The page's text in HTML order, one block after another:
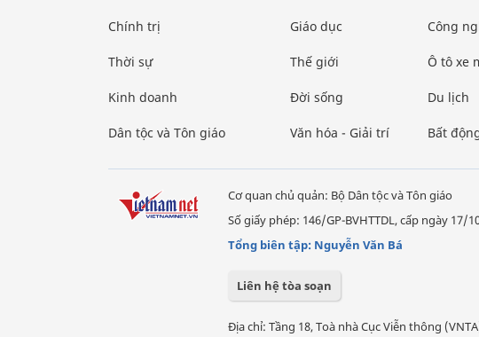
Chính trị
Thời sự
Kinh doanh
Dân tộc và Tôn giáo
Giáo dục
Thế giới
Đời sống
Văn hóa - Giải trí
Công
Ô tô xe
Du lịch
Bất
Cơ quan chủ quản: Bộ Dân tộc và Tôn giáo
Số giấy phép: 146/GP-BVHTTDL, cấp ngày 17/
Tổng biên tập: Nguyễn Văn Bá
Liên hệ tòa soạn
Địa chỉ: Tầng 18, Toà nhà Cục Viễn thông